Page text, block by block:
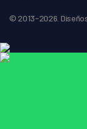
© 2013-2026.